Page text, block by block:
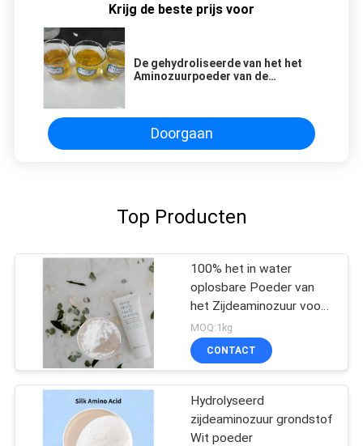
Krijg de beste prijs voor
De gehydroliseerde van het het
Aminozuurpoeder van de
Doorgaan
Top Producten
100% het in water
oplosbare Poeder van
het Zijdeaminozuur voor
Haarveredelingsmiddel
MOQ:1kg
CONTACT
Hydrolyseerd
zijdeaminozuur grondstof
Wit poeder